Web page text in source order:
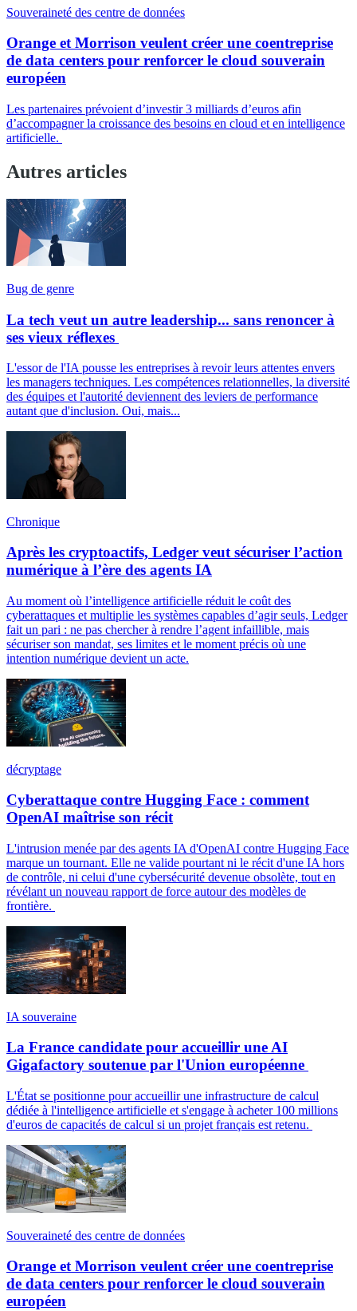
Souveraineté des centre de données
Orange et Morrison veulent créer une coentreprise
de data centers pour renforcer le cloud souverain
européen
Les partenaires prévoient d’investir 3 milliards d’euros afin
d’accompagner la croissance des besoins en cloud et en intelligence
artificielle.
Autres articles
Bug de genre
La tech veut un autre leadership... sans renoncer à
ses vieux réflexes
L'essor de l'IA pousse les entreprises à revoir leurs attentes envers
les managers techniques. Les compétences relationnelles, la diversité
des équipes et l'autorité deviennent des leviers de performance
autant que d'inclusion. Oui, mais...
Chronique
Après les cryptoactifs, Ledger veut sécuriser l’action
numérique à l’ère des agents IA
Au moment où l’intelligence artificielle réduit le coût des
cyberattaques et multiplie les systèmes capables d’agir seuls, Ledger
fait un pari : ne pas chercher à rendre l’agent infaillible, mais
sécuriser son mandat, ses limites et le moment précis où une
intention numérique devient un acte.
décryptage
Cyberattaque contre Hugging Face : comment
OpenAI maîtrise son récit
L'intrusion menée par des agents IA d'OpenAI contre Hugging Face
marque un tournant. Elle ne valide pourtant ni le récit d'une IA hors
de contrôle, ni celui d'une cybersécurité devenue obsolète, tout en
révélant un nouveau rapport de force autour des modèles de
frontière.
IA souveraine
La France candidate pour accueillir une AI
Gigafactory soutenue par l'Union européenne
L'État se positionne pour accueillir une infrastructure de calcul
dédiée à l'intelligence artificielle et s'engage à acheter 100 millions
d'euros de capacités de calcul si un projet français est retenu.
Souveraineté des centre de données
Orange et Morrison veulent créer une coentreprise
de data centers pour renforcer le cloud souverain
européen